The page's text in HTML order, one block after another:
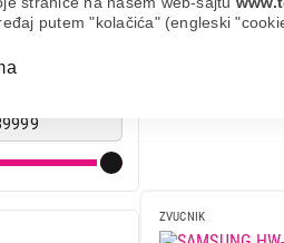
putem "kolačića" (engleski
ZVUCNIK